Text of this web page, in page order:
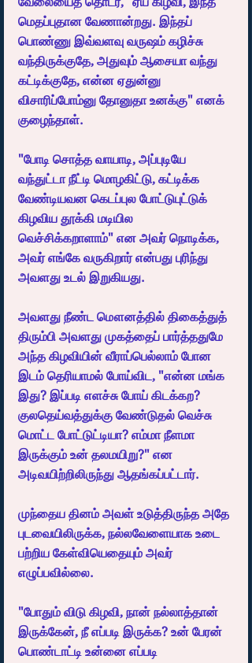
மெதப்புதான வேணான்றது. இந்தப்
பொண்ணு இவ்வளவு வருஷம் கழிச்சு
வந்திருக்குதே, அதுவும் ஆசையா வந்து
கட்டிக்குதே, என்ன ஏதுன்னு
விசாரிப்போம்னு தோனுதா உனக்கு" எனக்
குழைந்தாள்.
"போடி சொத்த வாயாடி, அப்புடியே
வந்துட்டா நீட்டி மொழகிட்டு, கட்டிக்க
வேண்டியவன கெடப்புல போட்டுபுட்டுக்
கிழவிய தூக்கி மடியில
வெச்சிக்கறாளாம்" என அவர் நொடிக்க,
அவர் எங்கே வருகிறார் என்பது புரிந்து
அவளது உடல் இறுகியது.
அவளது நீண்ட மௌனத்தில் திகைத்துத்
திரும்பி அவளது முகத்தைப் பார்த்ததுமே
அந்த கிழவியின் வீராப்பெல்லாம் போன
இடம் தெரியாமல் போய்விட, "என்ன மங்க
இது? இப்படி எளச்சு போய் கிடக்கற?
குலதெய்வத்துக்கு வேண்டுதல் வெச்சு
மொட்ட போட்டுட்டியா? எம்மா நீளமா
இருக்கும் உன் தலமயிறு?" என
அடிவயிற்றிலிருந்து ஆதங்கப்பட்டார்.
முந்தைய தினம் அவள் உடுத்திருந்த அதே
புடவையிலிருக்க, நல்லவேளையாக உடை
பற்றிய கேள்வியெதையும் அவர்
எழுப்பவில்லை.
"போதும் விடு கிழவி, நான் நல்லாத்தான்
இருக்கேன், நீ எப்படி இருக்க? உன் பேரன்
பொண்டாட்டி உன்னை எப்படி